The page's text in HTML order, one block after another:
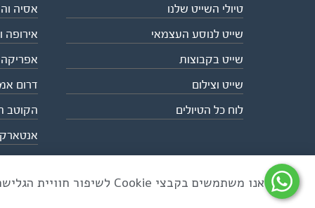
טיולי השייט שלנו
שייט לנוסע העצמאי
שייט בקבוצות
שייט וצילום
לוח כל הטיולים
אסיה
אירופה
אפריקה
דרום
הקוטב
כל הזכויות שמורות לאקו טיולי שטח | טלפון 03-6879090 | פקס 03-6879099 |
אנו משתמשים בקבצי Cookie לשיפור חוויית הגלישה ולניתוח שימוש באתר